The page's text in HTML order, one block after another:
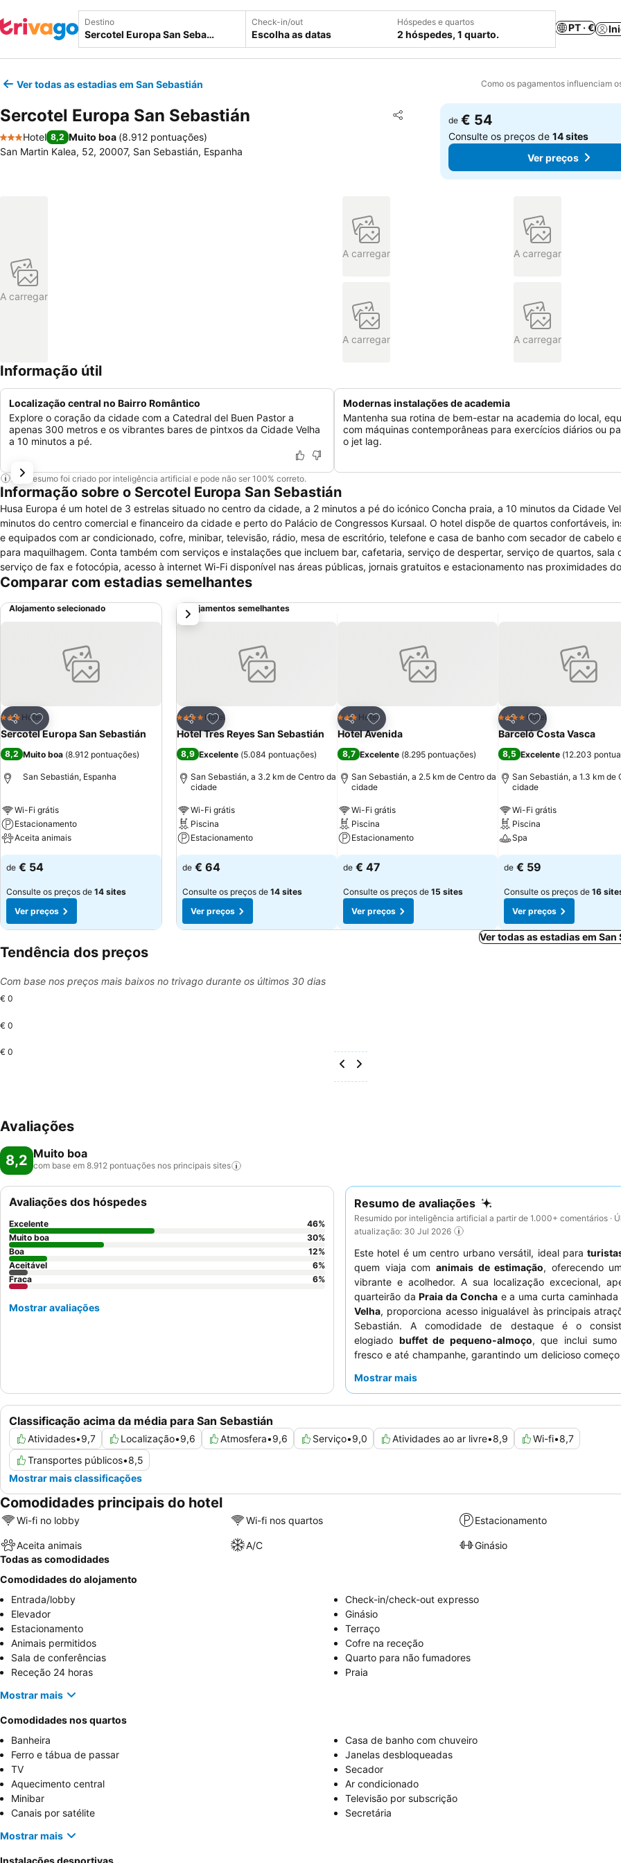
Destino Check-in/out
Escolha as datas
Hóspedes e quartos
2 hóspedes, 1 quarto.
PT · €
Ver todas as estadias em San Sebastián Como os pagamentos influenciam
Sercotel Europa San Sebastián Partilhar
Adicionar aos favoritos
3 Estrelas
Hotel 8,2 Muito boa (8.912 pontuações)
San Martin Kalea, 52, 20007, San Sebastián, Espanha
de € 54
Consulte os preços de14 sites
Ver preços
A carregar
A carregar A carregar
A carregar A carregar
Informação útil
Localização central no Bairro Romântico
Explore o coração da cidade com a Catedral del Buen Pastor a
apenas 300 metros e os vibrantes bares de pintxos da Cidade Velha
a 10 minutos a pé.
Modernas instalações de academia
Mantenha sua rotina de bem-estar na academia do local,
com máquinas contemporâneas para exercícios diários ou
o jet lag.
Este resumo foi criado por inteligência artificial e pode não ser 100% correto.
Informação sobre o Sercotel Europa San Sebastián
Husa Europa é um hotel de 3 estrelas situado no centro da cidade, a 2 minutos a pé do icónico Concha praia, a 10 minutos da Cidade
minutos do centro comercial e financeiro da cidade e perto do Palácio de Congressos Kursaal. O hotel dispõe de quartos confortáveis,
e equipados com ar condicionado, cofre, minibar, televisão, rádio, mesa de escritório, telefone e casa de banho com secador de cabelo
para maquilhagem. Conta também com serviços e instalações que incluem bar, cafetaria, serviço de despertar, serviço de quartos, sala
serviço de fax e fotocópia, acesso à internet Wi-Fi disponível nas áreas públicas, jornais gratuitos e estacionamento nas proximidades
Comparar com estadias semelhantes
Alojamento selecionado
Partilhar
Adicionar aos favoritos
3 Estrelas
Hotel
Sercotel Europa San Sebastián
8,2 Muito boa (8.912 pontuações)
San Sebastián, Espanha
Wi-Fi grátis
Estacionamento
Aceita animais
de € 54
Consulte os preços de 14 sites
Ver preços
Alojamentos semelhantes
Partilhar
Adicionar aos favoritos
4 EstrelasHotel
Hotel Tres Reyes San Sebastián
8,9 Excelente (5.084 pontuações)
San Sebastián, a 3.2 km de Centro da
cidade
Wi-Fi grátis
Piscina
Estacionamento
de € 64
Consulte os preços de 14 sites
Ver preços
Partilhar
Adicionar aos favoritos
3 Estrelas
Hotel
Hotel Avenida
8,7 Excelente (8.295 pontuações)
San Sebastián, a 2.5 km de Centro da
cidade
Wi-Fi grátis
Piscina
Estacionamento
de € 47
Consulte os preços de 15 sites
Ver preços
Partilhar
Adicionar aos
4 EstrelasHotel
Barceló Costa Vasca
8,5 Excelente (12.203
San Sebastián, a 1.3 km de
cidade
Wi-Fi grátis
Piscina
Spa
de € 59
Consulte os preços de 16
Ver preços
próximo
Ver todas as estadias em San
Tendência dos preços
Com base nos preços mais baixos no trivago durante os últimos 30 dias
€ 0
€ 0
€ 0
Avaliações
8,2 Muito boa
com base em 8.912 pontuações nos principais sites
Resumo de avaliações
Resumido por inteligência artificial a partir de 1.000+ comentários ·
atualização: 30 Jul 2026
Este hotel é um centro urbano versátil, ideal para
quem viaja com animais de estimação, oferecendo
vibrante e acolhedor. A sua localização excecional,
quarteirão daPraia da Conchae a uma curta
Velha, proporciona acesso inigualável às principais
Sebastián. A comodidade de destaque é o
elogiado buffet de pequeno-almoço, que inclui sumo
fresco e até champanhe, garantindo um delicioso
serviço eficiente e multilingue e pelas úteis
Mostrar mais
Classificação acima da média para San Sebastián
Atividades•9,7 Localização•9,6 Atmosfera•9,6 Serviço•9,0 Atividades ao ar livre•8,9 Wi-fi•8,7
Transportes públicos•8,5
Mostrar mais classificações
Avaliações dos hóspedes
Excelente 46%
Muito boa
30%
Boa
12%
Aceitável
6%
Fraca
6%
Mostrar avaliações
Comodidades principais do hotel
Wi-fi no lobby Wi-fi nos quartos Estacionamento
Aceita animais A/C
Ginásio
Todas as comodidades
Comodidades do alojamento
Entrada/lobby
Check-in/check-out expresso
Elevador
Ginásio
Estacionamento
Terraço
Animais permitidos
Cofre na receção
Sala de conferências
Quarto para não fumadores
Receção 24 horas
Praia
Mostrar mais
Comodidades nos quartos
Banheira
Casa de banho com chuveiro
Ferro e tábua de passar
Janelas desbloqueadas
TV
Secador
Aquecimento central
Ar condicionado
Minibar
Televisão por subscrição
Canais por satélite
Secretária
Mostrar mais